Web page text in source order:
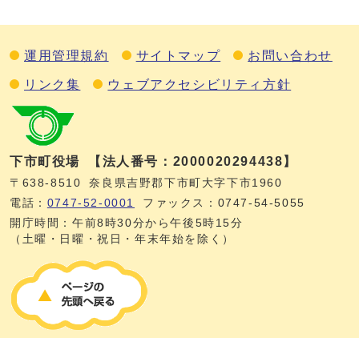
運用管理規約 サイトマップ お問い合わせ
リンク集 ウェブアクセシビリティ方針
下市町役場 【法人番号：2000020294438】
〒638-8510
奈良県吉野郡下市町大字下市1960
電話： 0747‐52‐0001
ファックス：0747‐54‐5055
開庁時間：午前8時30分から午後5時15分
（土曜・日曜・祝日・年末年始を除く）